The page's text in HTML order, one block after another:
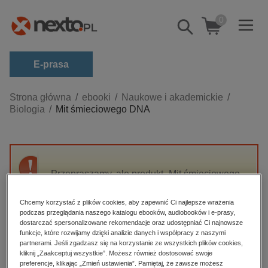
Pokaż/schowaj
wyszukiwarkę
0
E-prasa
Kategorie
Zobacz wszystkie E-prasa
budownictwo, aranżacja wnętrz
darmowe wydania
edukacja
hobby, sport, rozrywka
komputery, internet, technologie, informatyka
Strona główna ebooki
Naukowe i akademickie
Biologia
Mit śmieciowego DNA
Przepraszamy, ale produkt „Mit śmieciowego
High-contrast mode
Polecane
Chcemy korzystać z plików cookies, aby zapewnić Ci najlepsze wrażenia
podczas przeglądania naszego katalogu ebooków, audiobooków i e-prasy,
dostarczać spersonalizowane rekomendacje oraz udostępniać Ci najnowsze
funkcje, które rozwijamy dzięki analizie danych i współpracy z naszymi
partnerami. Jeśli zgadzasz się na korzystanie ze wszystkich plików cookies,
kliknij „Zaakceptuj wszystkie”. Możesz również dostosować swoje
preferencje, klikając „Zmień ustawienia”. Pamiętaj, że zawsze możesz